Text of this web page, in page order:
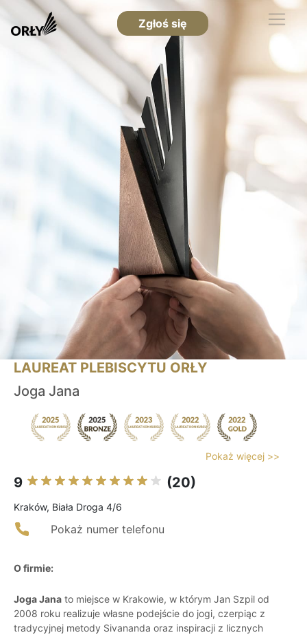
Zgłoś się
LAUREAT PLEBISCYTU ORŁY
Joga Jana
Pokaż więcej >>
9 (20)
Kraków, Biała Droga 4/6
Pokaż numer telefonu
O firmie:
Joga Jana to miejsce w Krakowie, w którym Jan Szpil od
2008 roku realizuje własne podejście do jogi, czerpiąc z
tradycyjnej metody Sivananda oraz inspiracji z licznych